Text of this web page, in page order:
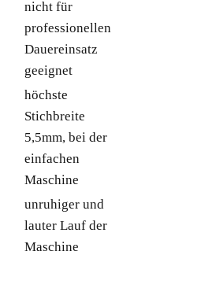
nicht für
professionellen
Dauereinsatz
geeignet
höchste
Stichbreite
5,5mm, bei der
einfachen
Maschine
unruhiger und
lauter Lauf der
Maschine